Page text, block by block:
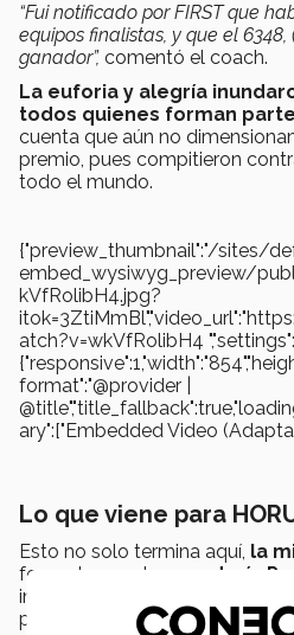
“Fui notificado por FIRST que
equipos finalistas, y que el 6348,
ganador”, comentó el coach.
La euforia y alegría
todos quienes forman parte
cuenta que aún no
premio, pues compitieron
todo el mundo.
{"preview_thumbnail":"/sites/
embed_wysiwyg_preview/
kVfRolibH4.jpg?
atch?v=wkVfRolibH4 ","settings":
format":"@provider |
ary":["Embedded Video
Lo que viene para
Esto no solo termina aquí, la
fomentar que la
escudería
involucre en mayor medida en
para compartir logros y